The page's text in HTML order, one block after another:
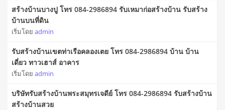
สร้างบ้านบางปู โทร 084-2986894 รับเหมาก่อสร้างบ้าน รับสร้าง
บ้านบนที่ดิน
เริ่มโดย admin
รับสร้างบ้านเขตท่าเรือคลองเตย โทร 084-2986894 บ้าน บ้าน
เดี่ยว ทาวเฮาส์ อาคาร
เริ่มโดย admin
บริษัทรับสร้างบ้านพระสมุทรเจดีย์ โทร 084-2986894 รับสร้างบ้าน
สร้างบ้านสวย